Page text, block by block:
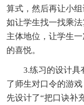
算式，然后再让小
如让学生找一找乘
主体地位，让学生
的喜悦。
3.练习的设计具
了师生对口令的游
先设计了“把口诀补